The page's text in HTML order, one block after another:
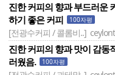
진한 커피의 향과 부드러운
하기 좋은 커피
100자평
[전광수커피 / 콜롬비..]
진한 커피의 향과 맛이 감동
러웠음.
100자평